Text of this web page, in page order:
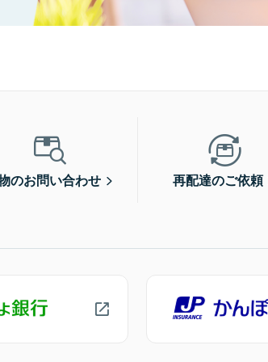
のお問い合わせ 再配達のご依頼